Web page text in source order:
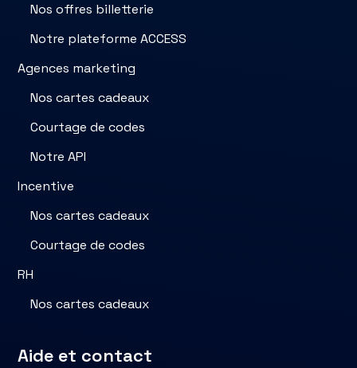
Nos offres billetterie
Notre plateforme ACCESS
Agences marketing
Nos cartes cadeaux
Courtage de codes
Notre API
Incentive
Nos cartes cadeaux
Courtage de codes
RH
Nos cartes cadeaux
Aide et contact